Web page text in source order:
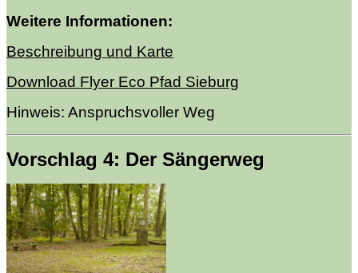
Weitere Informationen:
Beschreibung und Karte
Download Flyer Eco Pfad Sieburg
Hinweis: Anspruchsvoller Weg
Vorschlag 4: Der Sängerweg